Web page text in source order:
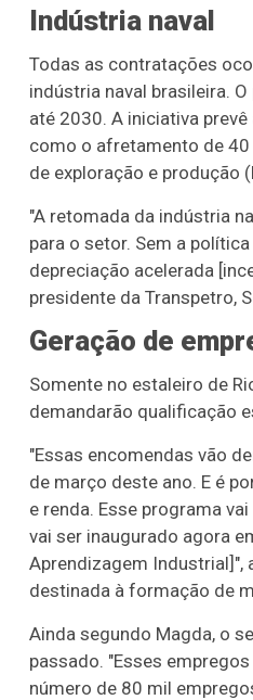
Indústria naval
Todas as contratações
indústria naval brasileira.
até 2030. A iniciativa
como o afretamento de
de exploração e produção
"A retomada da indústria
para o setor. Sem a
depreciação acelerada
presidente da Transpetro,
Geração de
Somente no estaleiro de
demandarão qualificação
"Essas encomendas vão
de março deste ano. E é
e renda. Esse programa
vai ser inaugurado agora
Aprendizagem Industrial]",
destinada à formação de
Ainda segundo Magda, o
passado. "Esses
número de 80 mil